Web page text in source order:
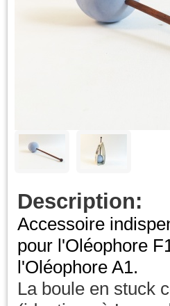
Description:
Accessoire
pour l'Oléophore
l'Oléophore A1.
La boule en stuck